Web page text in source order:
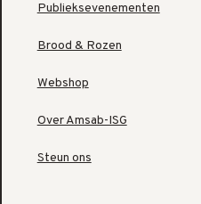
Publieksevenementen
Brood & Rozen
Webshop
Over Amsab-ISG
Steun ons